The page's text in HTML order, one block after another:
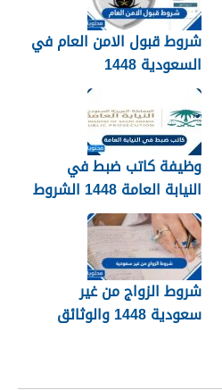
شروط قبول الامن العام في
السعودية 1448
وظيفة كاتب ضبط في
النيابة العامة 1448 الشروط
وطريقة التقديم
شروط الزواج من غير
سعودية 1448 والوثائق